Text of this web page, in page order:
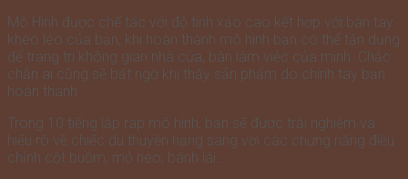
Mô Hình được chế tác với độ tinh xảo cao kết hợp với bàn tay
khéo léo của bạn, khi hoàn thành mô hình bạn có thể tận dụng
để trang trí không gian nhà cửa, bàn làm việc của mình. Chắc
chắn ai cũng sẽ bất ngờ khi thấy sản phẩm do chính tay bạn
hoàn thành.
Trong 10 tiếng lắp ráp mô hình, bạn sẽ được trải nghiệm và
hiểu rõ về chiếc du thuyền hạng sang với các chứng năng điều
chỉnh cột buồm, mỏ neo, bánh lái…